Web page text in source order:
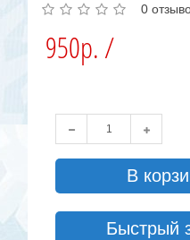
0
950р. /
В
Быстрый